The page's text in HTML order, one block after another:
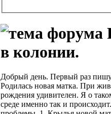
в колонии.
Добрый день. Первый раз
Родилась новая матка. При
рождения удивителен. Я о
среде именно так и